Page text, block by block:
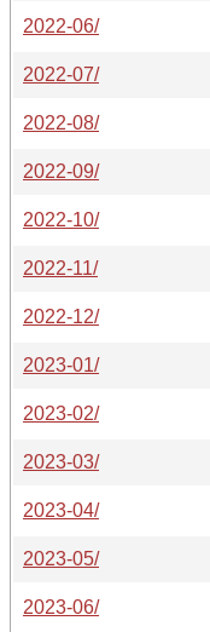
2022-06/
2022-07/
2022-08/
2022-09/
2022-10/
2022-11/
2022-12/
2023-01/
2023-02/
2023-03/
2023-04/
2023-05/
2023-06/